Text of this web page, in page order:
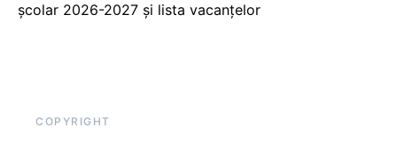
școlar 2026-2027 și lista vacanțelor
COPYRIGHT